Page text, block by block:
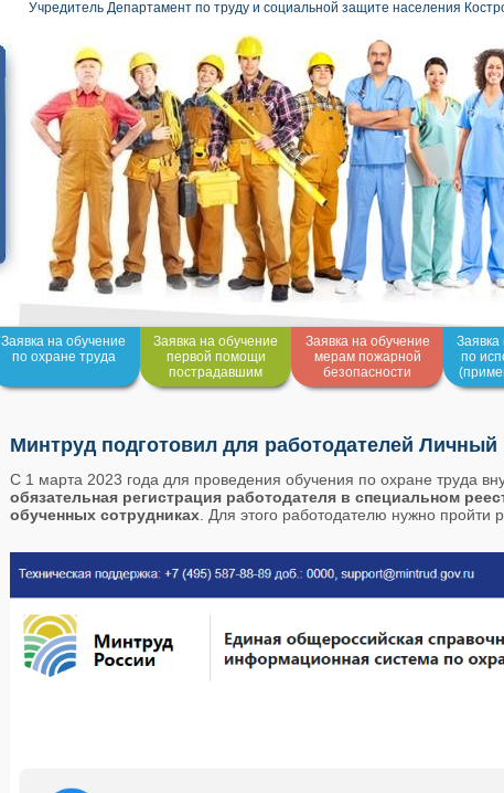
Учредитель Департамент по труду и социальной защите населения
Заявка на обучение
по охране труда
Заявка на обучение
первой помощи
пострадавшим
Заявка на обучение
мерам пожарной
безопасности
Заявка
по
Минтруд подготовил для работодателей Личный
С 1 марта 2023 года для проведения обучения по охране труда
обязательная регистрация работодателя в специальном
обученных сотрудниках . Для этого работодателю нужно пройти